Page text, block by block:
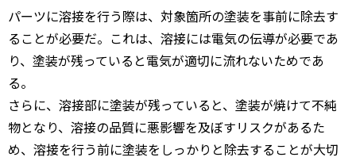
パーツに溶接を行う際は、対象箇所の塗装を事前に除去す
ることが必要だ。これは、溶接には電気の伝導が必要であ
り、塗装が残っていると電気が適切に流れないためであ
る。
さらに、溶接部に塗装が残っていると、塗装が焼けて不純
物となり、溶接の品質に悪影響を及ぼすリスクがあるた
め、溶接を行う前に塗装をしっかりと除去することが大切